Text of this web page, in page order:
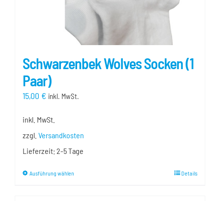
werden
Schwarzenbek Wolves Socken (1
Paar)
15,00 € inkl. MwSt.
inkl. MwSt.
zzgl. Versandkosten
Lieferzeit: 2-5 Tage
Ausführung wählen Details